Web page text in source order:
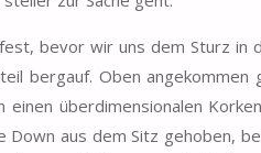
bevor wir uns dem Sturz in
bergauf. Oben
überdimensionalen
Down aus dem Sitz gehoben,